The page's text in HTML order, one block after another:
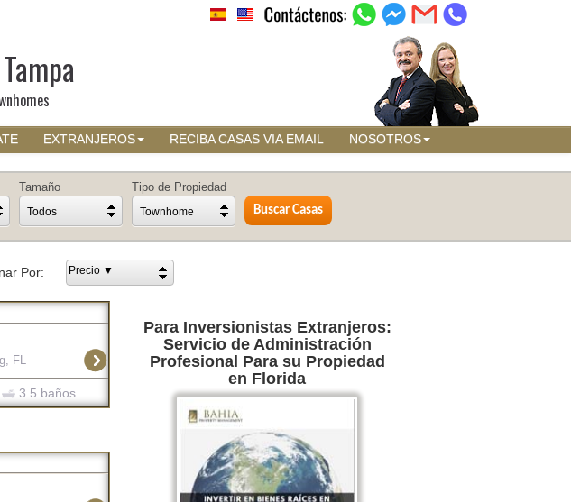
EXTRANJEROS RECIBA CASAS VIA EMAIL NOSOTROS
Tamaño
Todos
Tipo de Propiedad
Townhome
Por: Precio ▼
FL
3.5 baños
Para Inversionistas Extranjeros:
Servicio de Administración
Profesional Para su Propiedad
en Florida